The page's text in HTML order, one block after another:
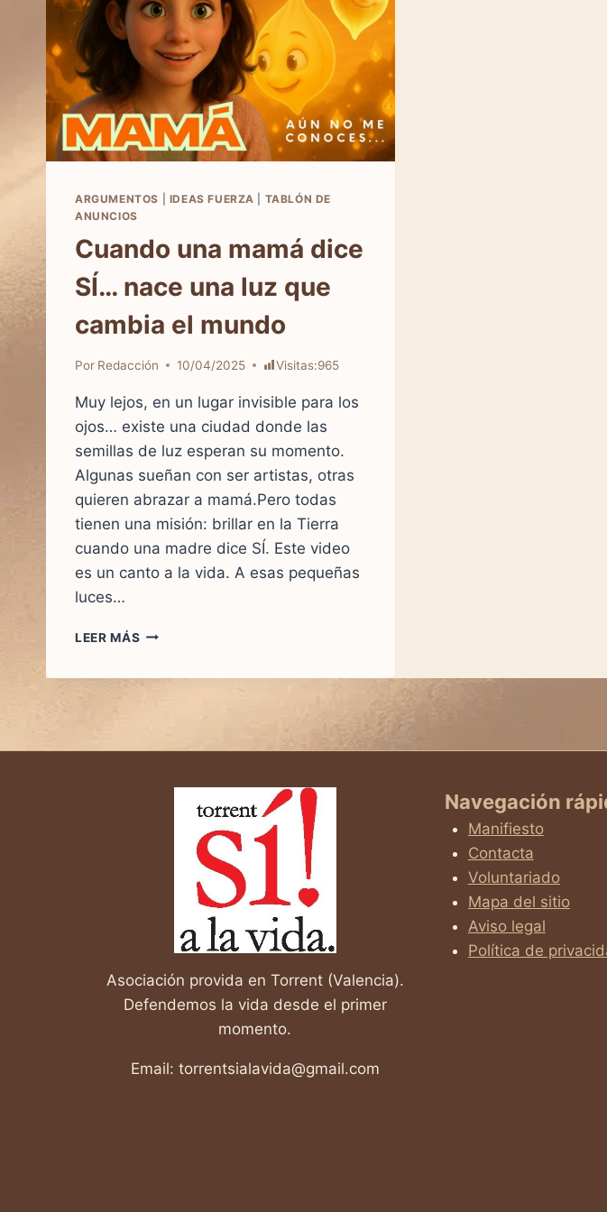
ARGUMENTOS IDEAS FUERZA
TABLÓN DE
ANUNCIOS
Cuando una mamá dice
SÍ… nace una luz que
cambia el mundo
Por Redacción 10/04/2025 Visitas:965
Muy lejos, en un lugar invisible para los
ojos… existe una ciudad donde las
semillas de luz esperan su momento.
Algunas sueñan con ser artistas, otras
quieren abrazar a mamá.Pero todas
tienen una misión: brillar en la Tierra
cuando una madre dice SÍ. Este video
es un canto a la vida. A esas pequeñas
luces…
LEER MÁS CUANDO
Asociación provida en Torrent (Valencia).
Defendemos la vida desde el primer
momento.
Email: torrentsialavida@gmail.com
Navegación
Manifiesto
Contacta
Voluntariado
Mapa del sitio
Aviso legal
Política de